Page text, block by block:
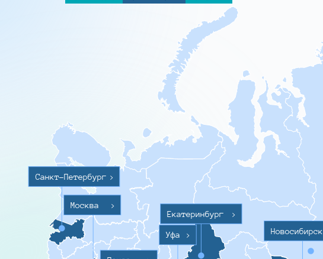
Санкт-Петербург >
Москва >
Уфа >
Екатеринбург
>
Новосибирск